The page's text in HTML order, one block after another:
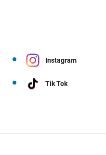
Instagram
Tik Tok